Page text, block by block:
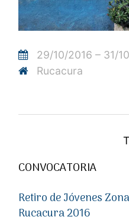
29/10/2016 – 31/
Rucacura
CONVOCATORIA
Retiro de Jóvenes
Rucacura 2016